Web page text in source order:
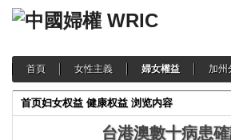
首頁 女性主義 婦女權益 加州
首页妇女权益 健康权益 浏览内容
台港澳數十病患